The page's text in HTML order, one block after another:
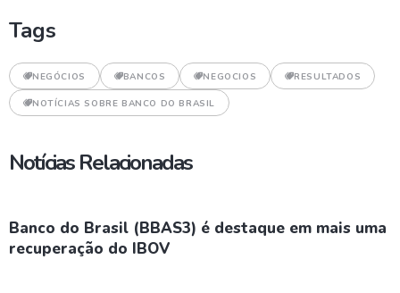
Tags
NEGÓCIOS BANCOS NEGOCIOS RESULTADOS
NOTÍCIAS SOBRE BANCO DO BRASIL
Notícias Relacionadas
Banco do Brasil (BBAS3) é destaque em mais uma
recuperação do IBOV